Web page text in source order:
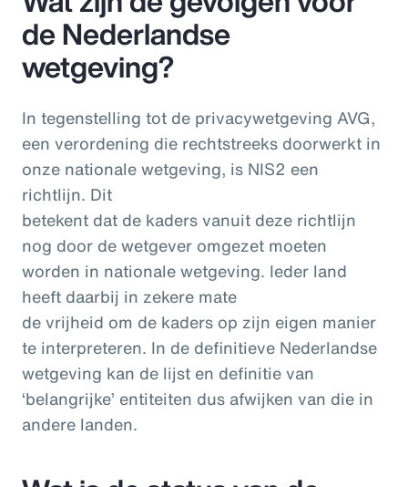
de Nederlandse
wetgeving?
In tegenstelling tot de privacywetgeving AVG,
een verordening die rechtstreeks doorwerkt in
onze nationale wetgeving, is NIS2 een
richtlijn. Dit
betekent dat de kaders vanuit deze richtlijn
nog door de wetgever omgezet moeten
worden in nationale wetgeving. Ieder land
heeft daarbij in zekere mate
de vrijheid om de kaders op zijn eigen manier
te interpreteren. In de definitieve Nederlandse
wetgeving kan de lijst en definitie van
‘belangrijke’ entiteiten dus afwijken van die in
andere landen.